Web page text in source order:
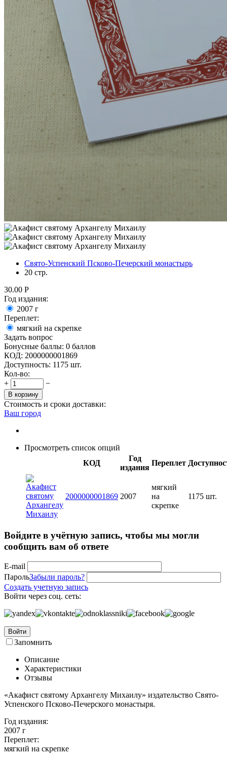
Свято-Успенский Псково-Печерский монастырь
20 стр.
30.00 Р
Год издания:
2007 г
Переплет:
мягкий на скрепке
Задать вопрос
Бонусные баллы: 0 баллов
КОД: 2000000001869
Доступность: 1175 шт.
Кол-во:
+
−
В корзину
Стоимость и сроки доставки:
Ваш город
Просмотреть список опций
КОД
Год
издания
Переплет
2000000001869 2007
мягкий
на
скрепке
1175 шт.
Войдите в учётную запись, чтобы мы могли
сообщить вам об ответе
E-mail
ПарольЗабыли пароль?
Создать учетную запись
Войти через соц. сеть:
Войти
Запомнить
Описание
Характеристики
Отзывы
«Акафист святому Архангелу Михаилу» издательство Свято-
Успенского Псково-Печерского монастыря.
Год издания:
2007 г
Переплет:
мягкий на скрепке